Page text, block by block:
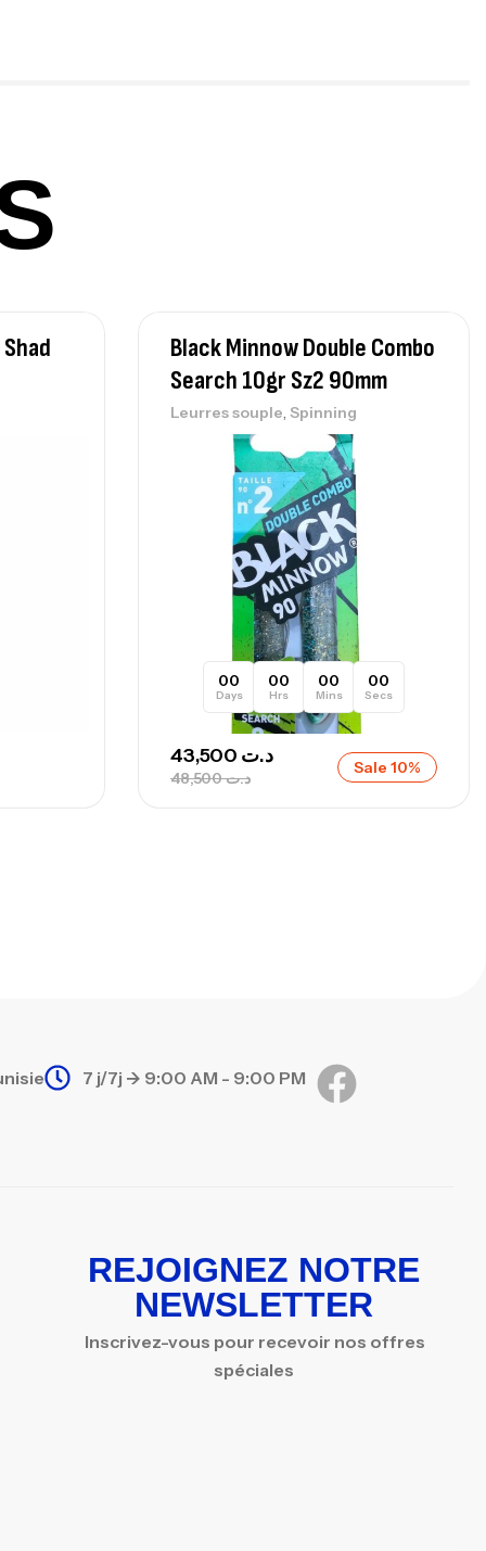
د.ت239,000
Sunset Secret Cove 420 Cm 100
Black Minnow Double Combo
Search 10gr Sz2 90mm
Leurres souple, Spinning
00
Days
00
Hrs
00
Mins
00
Secs
د.ت48,500
د.ت Sale 10%
7 j/7j -> 9:00 AM - 9:00 PM
REJOIGNEZ NOTRE
NEWSLETTER
Inscrivez-vous pour recevoir nos offres
spéciales